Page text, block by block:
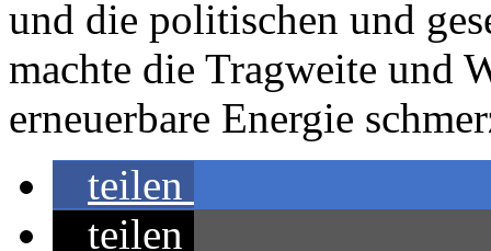
und die politischen und
machte die Tragweite und
erneuerbare Energie
teilen
teilen